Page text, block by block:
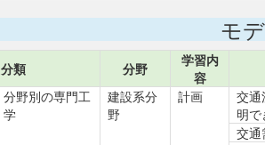
モ
分類 分野
学習内
容
分野別の専門工
学
建設系分
野
計画
交通
明で
交通